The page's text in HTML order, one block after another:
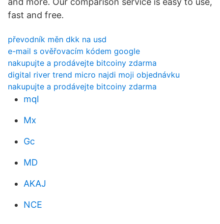
fast and free.
převodník měn dkk na usd
e-mail s ověřovacím kódem google
nakupujte a prodávejte bitcoiny zdarma
digital river trend micro najdi moji objednávku
nakupujte a prodávejte bitcoiny zdarma
mql
Mx
Gc
MD
AKAJ
NCE